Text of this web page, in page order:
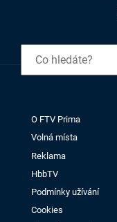
O FTV Prima
Volná místa
Reklama
HbbTV
Podmínky užívání
Cookies